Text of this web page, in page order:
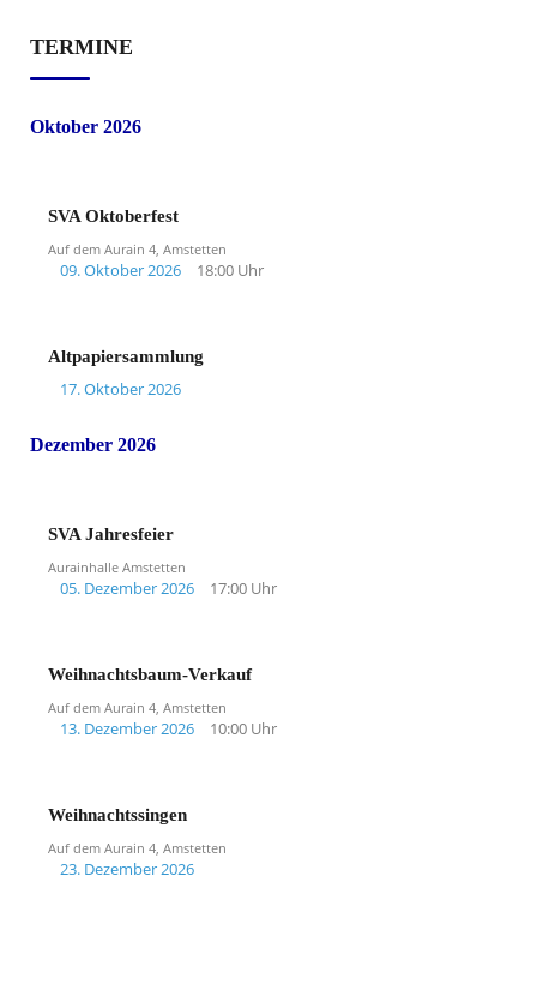
TERMINE
Oktober 2026
SVA Oktoberfest
Auf dem Aurain 4, Amstetten
09. Oktober 2026 18:00 Uhr
Altpapiersammlung
17. Oktober 2026
Dezember 2026
SVA Jahresfeier
Aurainhalle Amstetten
05. Dezember 2026 17:00 Uhr
Weihnachtsbaum-Verkauf
Auf dem Aurain 4, Amstetten
13. Dezember 2026 10:00 Uhr
Weihnachtssingen
Auf dem Aurain 4, Amstetten
23. Dezember 2026